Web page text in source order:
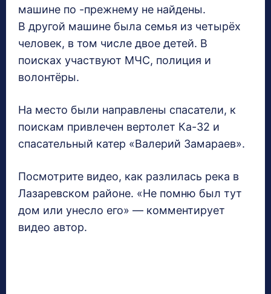
машине по -прежнему не найдены.
В другой машине была семья из четырёх
человек, в том числе двое детей. В
поисках участвуют МЧС, полиция и
волонтёры.
На место были направлены спасатели, к
поискам привлечен вертолет Ка-32 и
спасательный катер «Валерий Замараев».
Посмотрите видео, как разлилась река в
Лазаревском районе. «Не помню был тут
дом или унесло его» — комментирует
видео автор.